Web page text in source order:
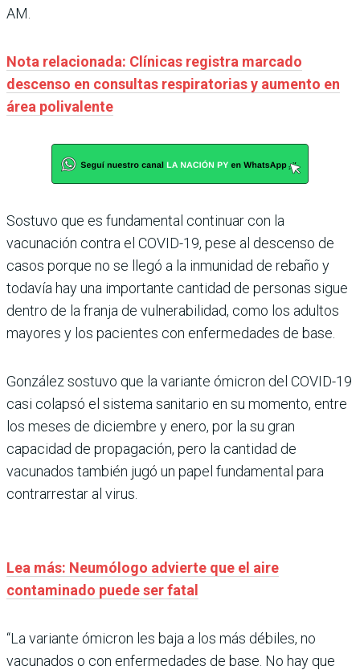
AM.
Nota relacionada: Clínicas registra marcado
descenso en consultas respiratorias y aumento en
área polivalente
Sostuvo que es fundamental continuar con la
vacunación contra el COVID-19, pese al descenso de
casos porque no se llegó a la inmunidad de rebaño y
todavía hay una importante cantidad de personas sigue
dentro de la franja de vulnerabilidad, como los adultos
mayores y los pacientes con enfermedades de base.
González sostuvo que la variante ómicron del COVID-19
casi colapsó el sistema sanitario en su momento, entre
los meses de diciembre y enero, por la su gran
capacidad de propagación, pero la cantidad de
vacunados también jugó un papel fundamental para
contrarrestar al virus.
Lea más: Neumólogo advierte que el aire
contaminado puede ser fatal
“La variante ómicron les baja a los más débiles, no
vacunados o con enfermedades de base. No hay que